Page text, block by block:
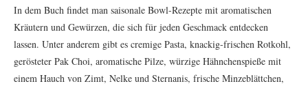
In dem Buch findet man saisonale Bowl-Rezepte mit aromatischen
Kräutern und Gewürzen, die sich für jeden Geschmack entdecken
lassen. Unter anderem gibt es cremige Pasta, knackig-frischen Rotkohl,
gerösteter Pak Choi, aromatische Pilze, würzige Hähnchenspieße mit
einem Hauch von Zimt, Nelke und Sternanis, frische Minzeblättchen,